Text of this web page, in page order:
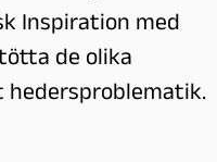
Inspiration med
de olika